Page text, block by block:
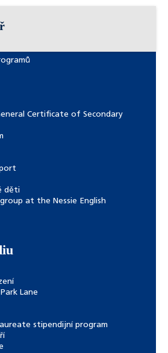
Certificate of Secondary
děti
at the Nessie English
Lane
stipendijní program